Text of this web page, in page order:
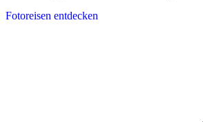
Fotoreisen entdecken